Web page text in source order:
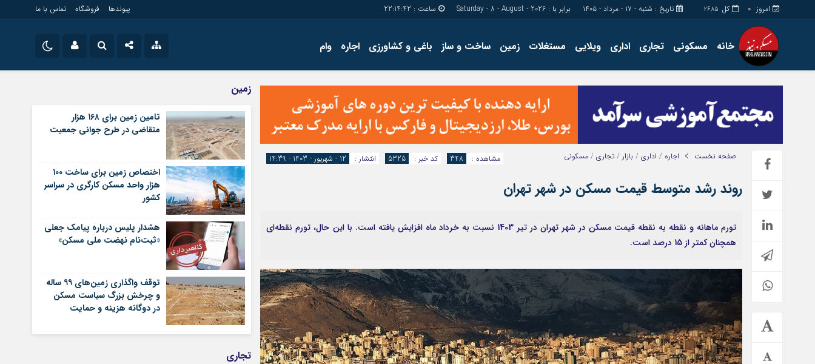
کل 2685 امروز 0 تاریخ : شنبه - ۱۷ - مرداد - ۱۴۰۵ برابر با : Saturday - 8 - August - 2026 ساعت : 22:14:43 پیوندها فروشگاه تماس با ما
خانه مسکونی تجاری اداری ویلایی مستغلات زمین ساخت و ساز باغی و کشاورزی اجاره وام
سروش
ایتا
آپارات
اپلیکیشن
رمز عبور
مرا به خاطر بسپار
اداری
تجاری
ساخت و ساز
چند رسانه
گالری فیلم
گالری عکس
حساب مشتری
دسترسی سریع
تماس با ما
پیوندهای سایت
سبد خريد
برگه دو ستونه
پیوندها
گروه اجتماعی
گروه اقتصاد
گروه فرهنگ
تجاری
زمین
ساخت و ساز
صفحه نخست اجاره / اداری / بازار / تجاری / مسکونی انتشار : 12 - شهریور - 1403 - 14:39 کد خبر : 5325 مشاهده : 348
روند رشد متوسط قیمت مسکن در شهر تهران
تورم ماهانه و نقطه به نقطه قیمت مسکن در شهر تهران در تیر 1403 نسبت به خرداد ماه افزایش یافته است. با این حال، تورم نقطه‌ای
همچنان کمتر از 15 درصد است.
زمین
تامین زمین برای ۱۶۸ هزار
متقاضی در طرح جوانی جمعیت
اختصاص زمین برای ساخت ۱۰۰
هزار واحد مسکن کارگری در سراسر
کشور
هشدار پلیس درباره پیامک جعلی
«ثبت‌نام نهضت ملی مسکن»
توقف واگذاری زمین‌های ۹۹ ساله
و چرخش بزرگ سیاست مسکن
در دوگانه هزینه و حمایت
تجاری